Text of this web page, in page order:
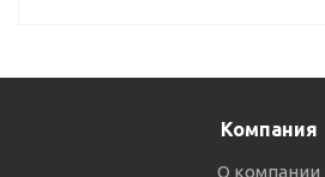
Компания
О компании